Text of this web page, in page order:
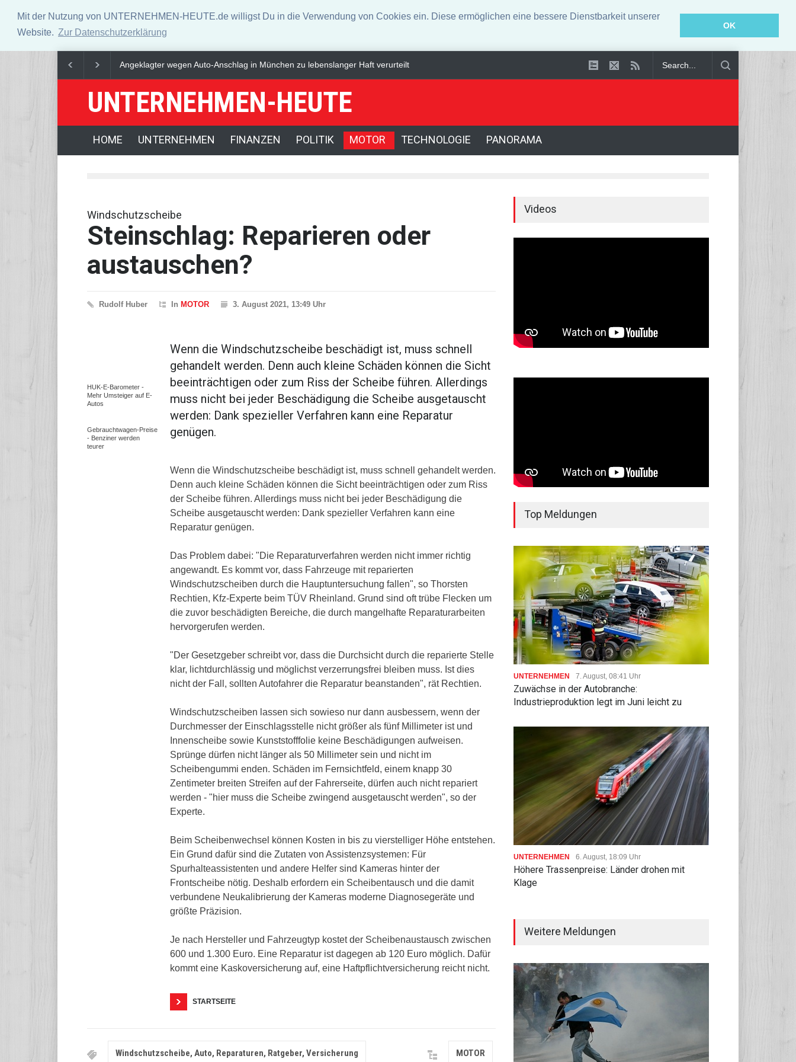
Mit der Nutzung von UNTERNEHMEN-HEUTE.de willigst Du in die Verwendung von Cookies ein. Diese ermöglichen eine bessere Dienstbarkeit unserer
Website. Zur Datenschutzerklärung
OK
lebenslanger Haft verurteilt Nach Straßenbahnunfall in Gelsenkirchen: Zahl der Verletzten auf 42 gestiegen
UNTERNEHMEN-HEUTE
HOME UNTERNEHMEN FINANZEN POLITIK MOTOR TECHNOLOGIE PANORAMA
Windschutzscheibe
Steinschlag: Reparieren oder
austauschen?
Rudolf Huber In MOTOR 3. August 2021, 13:49 Uhr
Wenn die Windschutzscheibe beschädigt ist, muss schnell
gehandelt werden. Denn auch kleine Schäden können die Sicht
beeinträchtigen oder zum Riss der Scheibe führen. Allerdings
muss nicht bei jeder Beschädigung die Scheibe ausgetauscht
werden: Dank spezieller Verfahren kann eine Reparatur
genügen.
Wenn die Windschutzscheibe beschädigt ist, muss schnell gehandelt werden.
Denn auch kleine Schäden können die Sicht beeinträchtigen oder zum Riss
der Scheibe führen. Allerdings muss nicht bei jeder Beschädigung die
Scheibe ausgetauscht werden: Dank spezieller Verfahren kann eine
Reparatur genügen.
Das Problem dabei: "Die Reparaturverfahren werden nicht immer richtig
angewandt. Es kommt vor, dass Fahrzeuge mit reparierten
Windschutzscheiben durch die Hauptuntersuchung fallen", so Thorsten
Rechtien, Kfz-Experte beim TÜV Rheinland. Grund sind oft trübe Flecken um
die zuvor beschädigten Bereiche, die durch mangelhafte Reparaturarbeiten
hervorgerufen werden.
"Der Gesetzgeber schreibt vor, dass die Durchsicht durch die reparierte Stelle
klar, lichtdurchlässig und möglichst verzerrungsfrei bleiben muss. Ist dies
nicht der Fall, sollten Autofahrer die Reparatur beanstanden", rät Rechtien.
Windschutzscheiben lassen sich sowieso nur dann ausbessern, wenn der
Durchmesser der Einschlagsstelle nicht größer als fünf Millimeter ist und
Innenscheibe sowie Kunststofffolie keine Beschädigungen aufweisen.
Sprünge dürfen nicht länger als 50 Millimeter sein und nicht im
Scheibengummi enden. Schäden im Fernsichtfeld, einem knapp 30
Zentimeter breiten Streifen auf der Fahrerseite, dürfen auch nicht repariert
werden - "hier muss die Scheibe zwingend ausgetauscht werden", so der
Experte.
Beim Scheibenwechsel können Kosten in bis zu vierstelliger Höhe entstehen.
Ein Grund dafür sind die Zutaten von Assistenzsystemen: Für
Spurhalteassistenten und andere Helfer sind Kameras hinter der
Frontscheibe nötig. Deshalb erfordern ein Scheibentausch und die damit
verbundene Neukalibrierung der Kameras moderne Diagnosegeräte und
größte Präzision.
Je nach Hersteller und Fahrzeugtyp kostet der Scheibenaustausch zwischen
600 und 1.300 Euro. Eine Reparatur ist dagegen ab 120 Euro möglich. Dafür
kommt eine Kaskoversicherung auf, eine Haftpflichtversicherung reicht nicht.
STARTSEITE
HUK-E-Barometer -
Mehr Umsteiger auf E-
Autos
Gebrauchtwagen-Preise
- Benziner werden
teurer
Windschutzscheibe, Auto, Reparaturen, Ratgeber, Versicherung MOTOR
Videos
Top Meldungen
UNTERNEHMEN 7. August, 08:41 Uhr
Zuwächse in der Autobranche:
Industrieproduktion legt im Juni leicht zu
UNTERNEHMEN 6. August, 18:09 Uhr
Höhere Trassenpreise: Länder drohen mit
Klage
Weitere Meldungen